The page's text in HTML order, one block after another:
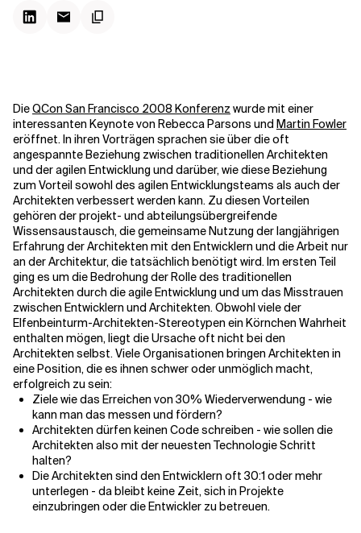
Verwandte Themen
DieQCon San Francisco 2008 Konferenz wurde mit einer
interessanten Keynote von Rebecca Parsons und Martin Fowler
eröffnet. In ihren Vorträgen sprachen sie über die oft
angespannte Beziehung zwischen traditionellen Architekten
und der agilen Entwicklung und darüber, wie diese Beziehung
zum Vorteil sowohl des agilen Entwicklungsteams als auch der
Architekten verbessert werden kann. Zu diesen Vorteilen
gehören der projekt- und abteilungsübergreifende
Wissensaustausch, die gemeinsame Nutzung der langjährigen
Erfahrung der Architekten mit den Entwicklern und die Arbeit nur
an der Architektur, die tatsächlich benötigt wird.Im ersten Teil
ging es um die Bedrohung der Rolle des traditionellen
Architekten durch die agile Entwicklung und um das Misstrauen
zwischen Entwicklern und Architekten. Obwohl viele der
Elfenbeinturm-Architekten-Stereotypen ein Körnchen Wahrheit
enthalten mögen, liegt die Ursache oft nicht bei den
Architekten selbst. Viele Organisationen bringen Architekten in
eine Position, die es ihnen schwer oder unmöglich macht,
erfolgreich zu sein:
Ziele wie das Erreichen von 30% Wiederverwendung - wie
kann man das messen und fördern?
Architekten dürfen keinen Code schreiben - wie sollen die
Architekten also mit der neuesten Technologie Schritt
halten?
Die Architekten sind den Entwicklern oft 30:1 oder mehr
unterlegen - da bleibt keine Zeit, sich in Projekte
einzubringen oder die Entwickler zu betreuen.